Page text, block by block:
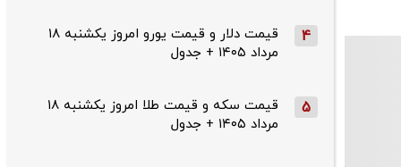
4
قیمت دلار و قیمت یورو امروز یکشنبه ۱۸
مرداد ۱۴۰۵ + جدول
5
قیمت سکه و قیمت طلا امروز یکشنبه ۱۸
مرداد ۱۴۰۵ + جدول